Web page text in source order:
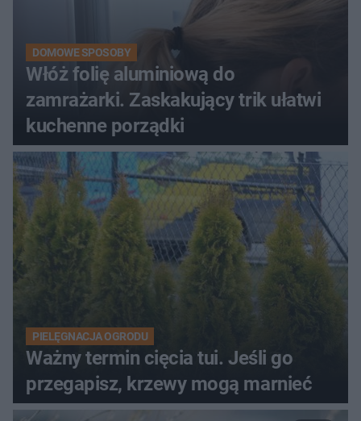
DOMOWE SPOSOBY
Włóż folię aluminiową do
zamrażarki. Zaskakujący trik ułatwi
kuchenne porządki
PIELĘGNACJA OGRODU
Ważny termin cięcia tui. Jeśli go
przegapisz, krzewy mogą marnieć